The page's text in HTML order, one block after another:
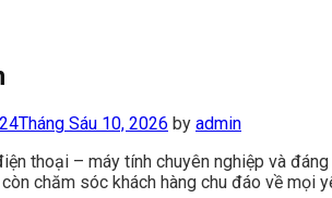
Tháng Sáu 10, 2026 by admin
thoại – máy tính chuyên nghiệp và
chăm sóc khách hàng chu đáo về mọi